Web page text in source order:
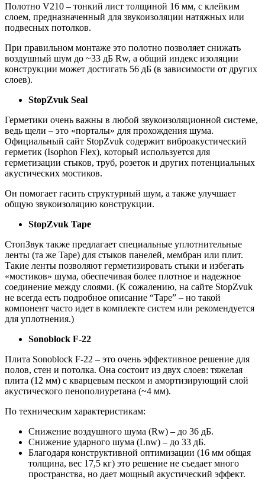
Полотно V210 – тонкий лист толщиной 16 мм, с клейким
слоем, предназначенный для звукоизоляции натяжных или
подвесных потолков.
При правильном монтаже это полотно позволяет снижать
воздушный шум до ~33 дБ Rw, а общий индекс изоляции
конструкции может достигать 56 дБ (в зависимости от других
слоев).
StopZvuk Seal
Герметики очень важны в любой звукоизоляционной системе,
ведь щели – это «порталы» для прохождения шума.
Официальный сайт StopZvuk содержит виброакустический
герметик (Isophon Flex), который используется для
герметизации стыков, труб, розеток и других потенциальных
акустических мостиков.
Он помогает гасить структурный шум, а также улучшает
общую звукоизоляцию конструкции.
StopZvuk Tape
СтопЗвук также предлагает специальные уплотнительные
ленты (та же Tape) для стыков панелей, мембран или плит.
Такие ленты позволяют герметизировать стыки и избегать
«мостиков» шума, обеспечивая более плотное и надежное
соединение между слоями. (К сожалению, на сайте StopZvuk
не всегда есть подробное описание “Tape” – но такой
компонент часто идет в комплекте систем или рекомендуется
для уплотнения.)
Sonoblock F‑22
Плита Sonoblock F‑22 – это очень эффективное решение для
полов, стен и потолка. Она состоит из двух слоев: тяжелая
плита (12 мм) с кварцевым песком и амортизирующий слой
акустического пенополиуретана (~4 мм).
По техническим характеристикам:
Снижение воздушного шума (Rw) – до 36 дБ.
Снижение ударного шума (Lnw) – до 33 дБ.
Благодаря конструктивной оптимизации (16 мм общая
толщина, вес 17,5 кг) это решение не съедает много
пространства, но дает мощный акустический эффект.